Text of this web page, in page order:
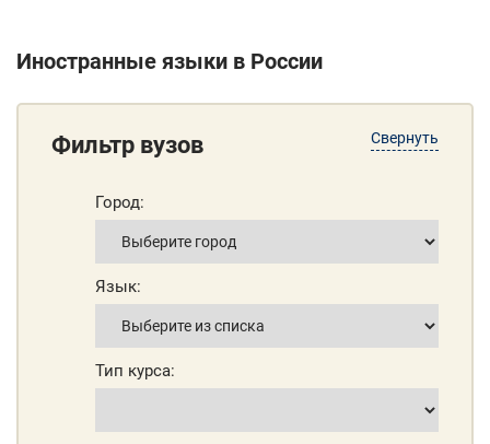
Иностранные языки в России
Свернуть
Фильтр вузов
Город:
Язык:
Тип курса: